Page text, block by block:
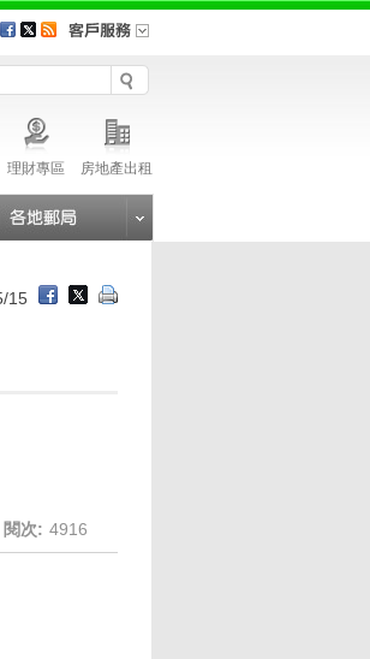
理財專區 房地產出租
15
閱次: 4916